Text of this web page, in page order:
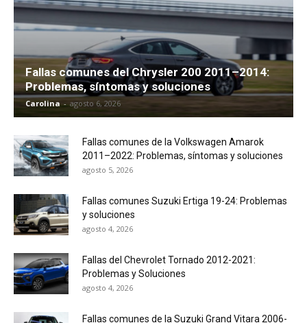
Fallas comunes del Chrysler 200 2011–2014:
Problemas, síntomas y soluciones
Carolina - agosto 6, 2026
Fallas comunes de la Volkswagen Amarok
2011–2022: Problemas, síntomas y soluciones
agosto 5, 2026
Fallas comunes Suzuki Ertiga 19-24: Problemas
y soluciones
agosto 4, 2026
Fallas del Chevrolet Tornado 2012-2021:
Problemas y Soluciones
agosto 4, 2026
Fallas comunes de la Suzuki Grand Vitara 2006-